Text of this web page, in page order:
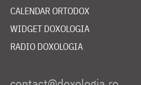
CALENDAR ORTODOX
WIDGET DOXOLOGIA
RADIO DOXOLOGIA